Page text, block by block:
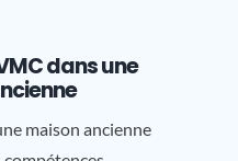
dans une
maison ancienne